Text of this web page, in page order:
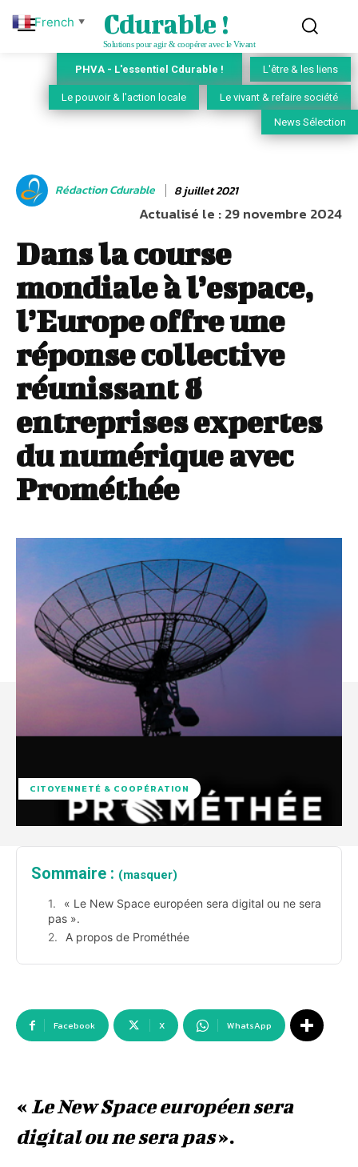
Cdurable !
Solutions pour agir & coopérer avec le Vivant
PHVA - L'essentiel Cdurable ! L'être & les liens
Le pouvoir & l'action locale Le vivant & refaire société
News Sélection
Rédaction Cdurable 8 juillet 2021
Actualisé le :29 novembre 2024
Dans la course
mondiale à l’espace,
l’Europe offre une
réponse collective
réunissant 8
entreprises expertes
du numérique avec
Prométhée
CITOYENNETÉ & COOPÉRATION
Sommaire : (masquer)
« Le New Space européen sera digital ou ne sera
pas ».
A propos de Prométhée
Facebook X WhatsApp
« Le New Space européen sera
digital ou ne sera pas».
French ▼